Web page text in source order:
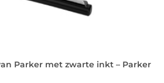
Parker met zwarte inkt – Parker